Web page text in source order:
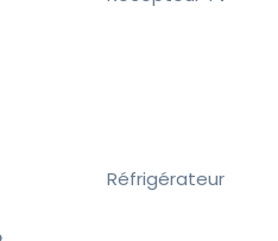
Réfrigérateur